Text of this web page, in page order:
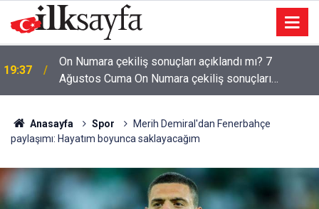
19:37
On Numara çekiliş sonuçları açıklandı mı? 7
Ağustos Cuma On Numara çekiliş sonuçları
açıklandı mı?
Anasayfa Spor
Merih Demiral'dan Fenerbahçe
paylaşımı: Hayatım boyunca saklayacağım